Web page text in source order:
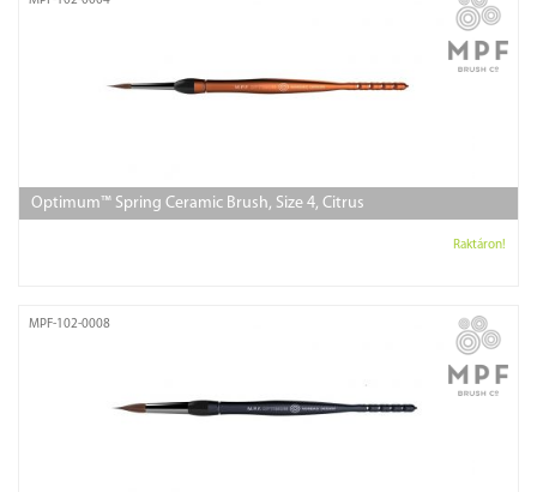
Optimum™ Spring Ceramic Brush, Size 4, Citrus
Raktáron!
MPF-102-0008